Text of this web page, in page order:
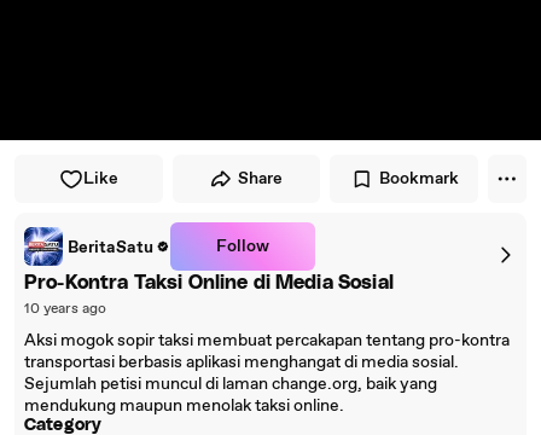
Like Share Bookmark
BeritaSatu Follow
Pro-Kontra Taksi Online di Media Sosial
10 years ago
Aksi mogok sopir taksi membuat percakapan tentang pro-kontra
transportasi berbasis aplikasi menghangat di media sosial.
Sejumlah petisi muncul di laman change.org, baik yang
mendukung maupun menolak taksi online.
Category